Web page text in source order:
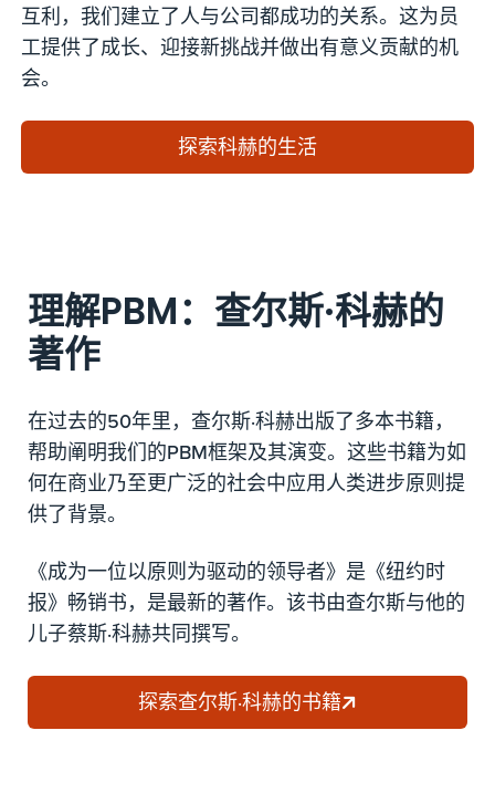
互利，我们建立了人与公司都成功的关系。这为员
工提供了成长、迎接新挑战并做出有意义贡献的机
会。
探索科赫的生活
理解PBM：查尔斯·科赫的
著作
在过去的50年里，查尔斯·科赫出版了多本书籍，
帮助阐明我们的PBM框架及其演变。这些书籍为如
何在商业乃至更广泛的社会中应用人类进步原则提
供了背景。
《成为一位以原则为驱动的领导者》是《纽约时
报》畅销书，是最新的著作。该书由查尔斯与他的
儿子蔡斯·科赫共同撰写。
探索查尔斯·科赫的书籍